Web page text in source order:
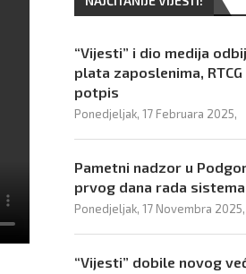
“Vijesti” i dio medija
plata zaposlenima,
potpis
Ponedjeljak, 17 Februara 2025,
Pametni nadzor u
prvog dana rada sistema
Ponedjeljak, 17 Novembra 2025,
“Vijesti” dobile novog